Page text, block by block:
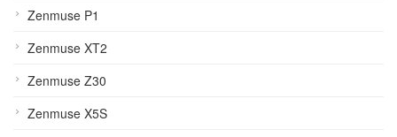
Zenmuse P1
Zenmuse XT2
Zenmuse Z30
Zenmuse X5S